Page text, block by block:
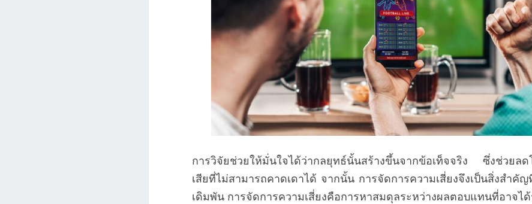
การวิจัยช่วยให้มั่นใจได้ว่ากลยุทธ์นั้นสร้างขึ้นจากข้อเท็จจริง ซึ่งช่วยล
เสียที่ไม่สามารถคาดเดาได้ จากนั้น การจัดการความเสี่ยงจึงเป็นสิ่งสำคั
เดิมพัน การจัดการความเสี่ยงคือการหาสมดุลระหว่างผลตอบแทนที่อาจไ